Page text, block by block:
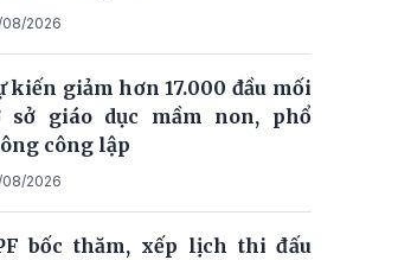
2026
kiến giảm hơn 17.000 đầu mối
sở giáo dục mầm non, phổ
công lập
2026
bốc thăm, xếp lịch thi đấu